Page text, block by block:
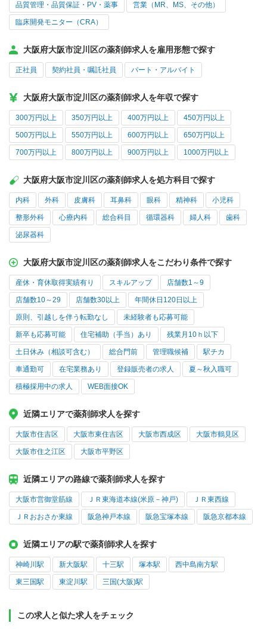
品質管理・品質保証・PV・薬事 営業（MR、MS、その他）
臨床開発モニター（CRA）
大阪府大阪市淀川区の薬剤師求人を雇用形態で探す
正社員 契約社員・嘱託社員 パート・アルバイト
大阪府大阪市淀川区の薬剤師求人を年収で探す
300万円以上 350万円以上 400万円以上 450万円以上
500万円以上 550万円以上 600万円以上 650万円以上
700万円以上 800万円以上 900万円以上 1000万円以上
大阪府大阪市淀川区の薬剤師求人を処方科目で探す
内科 外科 皮膚科 耳鼻科 眼科 精神科 小児科
整形外科 心療内科 総合科目 循環器科 婦人科 歯科
泌尿器科
大阪府大阪市淀川区の薬剤師求人をこだわり条件で探す
産休・育休取得実績有り スキルアップ 店舗数1～9
店舗数10～29 店舗数30以上 年間休日120日以上
原則、引越しを伴う転勤なし 未経験者も応募可能
新卒も応募可能 住宅補助（手当）あり 残業月10ｈ以下
土日休み（相談可含む） 総合門前 管理職候補 駅チカ
車通勤可 在宅業務あり 登録販売者の求人 夏～秋入職可
積極採用中の求人 WEB面接OK
近隣エリアで薬剤師求人を探す
大阪市住吉区 大阪市東住吉区 大阪市西成区 大阪市鶴見区
大阪市住之江区 大阪市平野区
近隣エリアの路線で薬剤師求人を探す
大阪市営御堂筋線 ＪＲ東海道本線(米原－神戸) ＪＲ東西線
ＪＲおおさか東線 阪急神戸本線 阪急宝塚本線 阪急京都本線
近隣エリアの駅で薬剤師求人を探す
神崎川駅 新大阪駅 十三駅 塚本駅 西中島南方駅
東三国駅 東淀川駅 三国(大阪)駅
この求人と似た求人をチェック